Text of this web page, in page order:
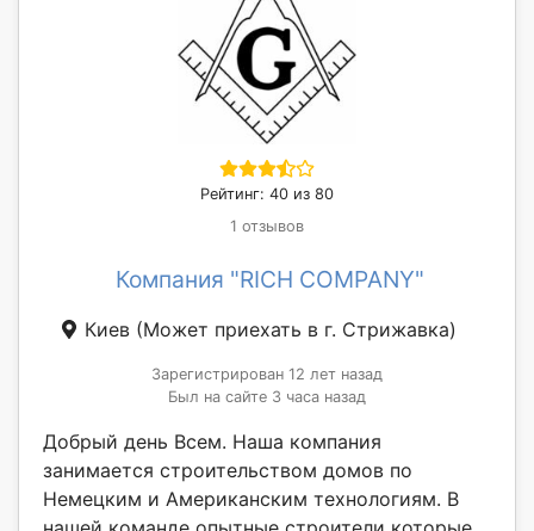
Рейтинг: 40 из 80
1 отзывов
Компания "RICH COMPANY"
Киев (Может приехать в г. Стрижавка)
Зарегистрирован 12 лет назад
Был на сайте 3 часа назад
Добрый день Всем. Наша компания
занимается строительством домов по
Немецким и Американским технологиям. В